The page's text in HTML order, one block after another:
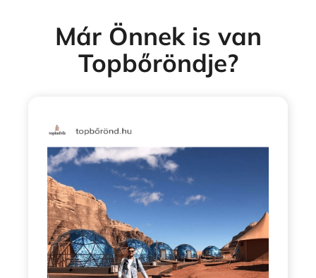
Már Önnek is van
Topbőröndje?